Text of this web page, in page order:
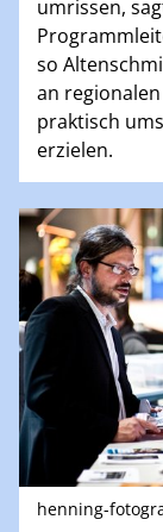
umrissen,
so
an
praktisch
erzielen.
henning-